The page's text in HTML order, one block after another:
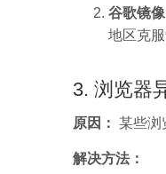
谷歌镜像
地区克
3. 浏览器
原因： 某些浏
解决方法：